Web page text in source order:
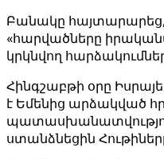
Բանակը հայտարարեց,
«հարվածները
կրկնվող
Հինգշաբթի օրը
է Եմենից արձակված
ստանձնեցին